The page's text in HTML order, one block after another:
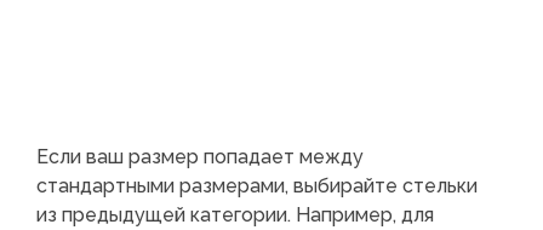
Если ваш размер попадает между
стандартными размерами, выбирайте стельки
из предыдущей категории. Например, для